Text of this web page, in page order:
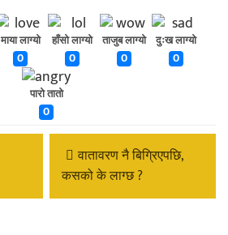
माया लाग्यो
0
हाँसो लाग्यो
0
ताजुब लाग्यो
0
दुःख लाग्यो
0
पारो तातो
0
वातावरण नै बिग्रिएपछि,
कसको के लाग्छ ?